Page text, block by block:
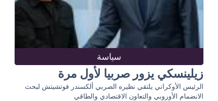
سياسة
زيلينسكي يزور صربيا لأول مرة
الرئيس الأوكراني يلتقي نظيره الصربي ألكسندر فوتشيتش لبحث
الانضمام الأوروبي والتعاون الاقتصادي والطاقي